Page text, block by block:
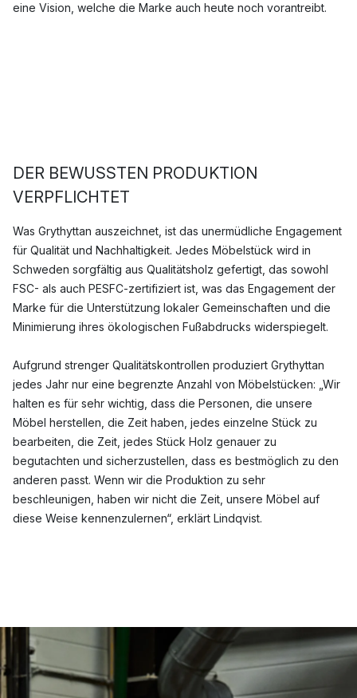
eine Vision, welche die Marke auch heute noch vorantreibt.
DER BEWUSSTEN PRODUKTION
VERPFLICHTET
Was Grythyttan auszeichnet, ist das unermüdliche Engagement
für Qualität und Nachhaltigkeit. Jedes Möbelstück wird in
Schweden sorgfältig aus Qualitätsholz gefertigt, das sowohl
FSC- als auch PESFC-zertifiziert ist, was das Engagement der
Marke für die Unterstützung lokaler Gemeinschaften und die
Minimierung ihres ökologischen Fußabdrucks widerspiegelt.
Aufgrund strenger Qualitätskontrollen produziert Grythyttan
jedes Jahr nur eine begrenzte Anzahl von Möbelstücken: „Wir
halten es für sehr wichtig, dass die Personen, die unsere
Möbel herstellen, die Zeit haben, jedes einzelne Stück zu
bearbeiten, die Zeit, jedes Stück Holz genauer zu
begutachten und sicherzustellen, dass es bestmöglich zu den
anderen passt. Wenn wir die Produktion zu sehr
beschleunigen, haben wir nicht die Zeit, unsere Möbel auf
diese Weise kennenzulernen“, erklärt Lindqvist.